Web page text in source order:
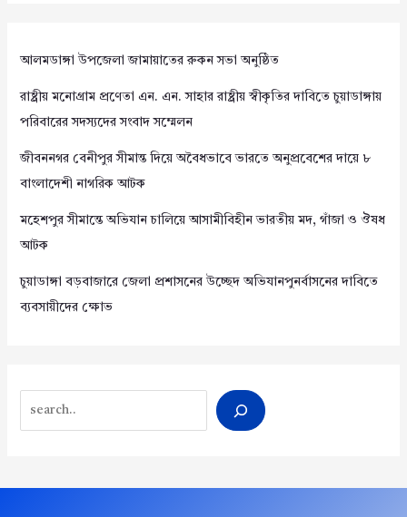
আলমডাঙ্গা উপজেলা জামায়াতের রুকন সভা অনুষ্ঠিত
রাষ্ট্রীয় মনোগ্রাম প্রণেতা এন. এন. সাহার রাষ্ট্রীয় স্বীকৃতির দাবিতে চুয়াডাঙ্গায়
পরিবারের সদস্যদের সংবাদ সম্মেলন
জীবননগর বেনীপুর সীমান্ত দিয়ে অবৈধভাবে ভারতে অনুপ্রবেশের দায়ে ৮
বাংলাদেশী নাগরিক আটক
মহেশপুর সীমান্তে অভিযান চালিয়ে আসামীবিহীন ভারতীয় মদ, গাঁজা ও ঔষধ
আটক
চুয়াডাঙ্গা বড়বাজারে জেলা প্রশাসনের উচ্ছেদ অভিযানপুনর্বাসনের দাবিতে
ব্যবসায়ীদের ক্ষোভ